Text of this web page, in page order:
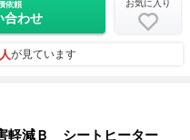
依頼
合わせ
お気に入り
が見ています
減Ｂ シートヒーター